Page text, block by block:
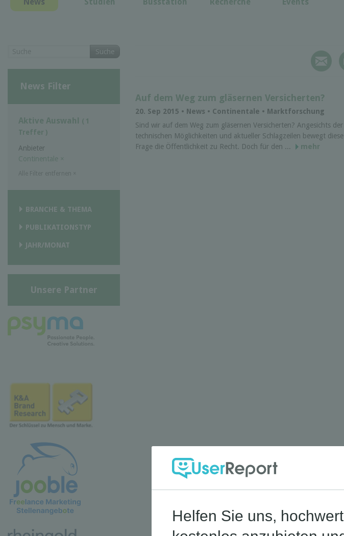
Auf dem Weg zum gläsernen Versicherten?
20. Sep 2015 • News • Continentale • Marktforschung
Sind wir auf dem Weg zum gläsernen Versicherten? Angesichts der
technischen Möglichkeiten und aktueller Schlagzeilen bewegt diese
Frage die Öffentlichkeit zu Recht. Doch für den ...
mehr
Suche
News Filter
Aktive Auswahl ( 1
Treffer )
Anbieter
Continentale ×
BRANCHE & THEMA
PUBLIKATIONSTYP
JAHR/MONAT
Unsere Partner